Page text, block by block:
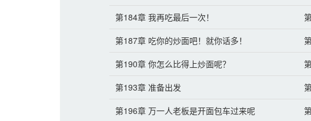
第184章 我再吃最后一次！
第187章 吃你的炒面吧！就你话多！
第190章 你怎么比得上炒面呢？
第193章 准备出发
第196章 万一人老板是开面包车过来呢